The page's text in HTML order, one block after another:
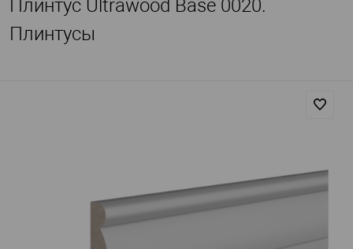
Плинтус Ultrawood Base 0020.
Плинтусы